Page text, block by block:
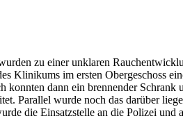
zu einer unklaren
Klinikums im ersten Obergeschoss
dann ein brennender Schrank
Parallel wurde noch das darüber
die Einsatzstelle an die Polizei